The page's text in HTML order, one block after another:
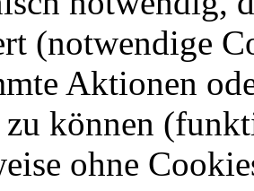
(notwendige
Aktionen
können
ohne